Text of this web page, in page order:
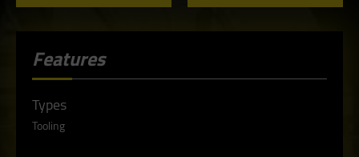
Features
Types
Tooling